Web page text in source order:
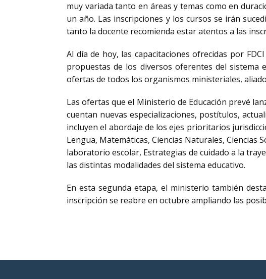
muy variada tanto en áreas y temas como en
un año. Las inscripciones y los cursos se irán
tanto la docente recomienda estar atentos a las
Al día de hoy, las capacitaciones ofrecidas por
propuestas de los diversos oferentes del sistema
ofertas de todos los organismos ministeriales,
Las ofertas que el Ministerio de Educación prevé
cuentan nuevas especializaciones, postítulos,
incluyen el abordaje de los ejes prioritarios
Lengua, Matemáticas, Ciencias Naturales, Ciencias
laboratorio escolar, Estrategias de cuidado a la
las distintas modalidades del sistema educativo.
En esta segunda etapa, el ministerio también
inscripción se reabre en octubre ampliando las